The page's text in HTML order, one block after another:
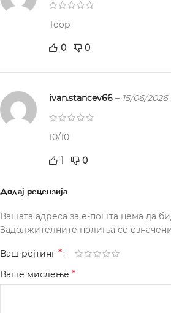
Toop
0 0
ivan.stancev66 – 15/06/2026
10/10
1 0
Додај рецензија
Вашата адреса за е-пошта нема да
Задолжителните полиња се
Ваш рејтинг *
Ваше мислење *